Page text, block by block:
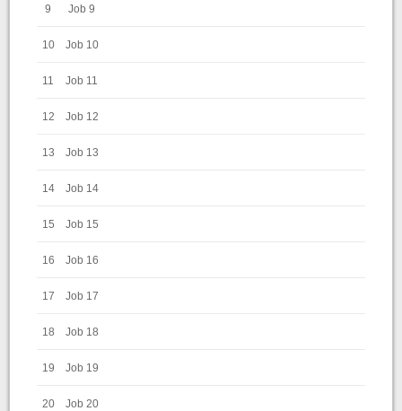
9 Job 9
10 Job 10
11 Job 11
12 Job 12
13 Job 13
14 Job 14
15 Job 15
16 Job 16
17 Job 17
18 Job 18
19 Job 19
20 Job 20